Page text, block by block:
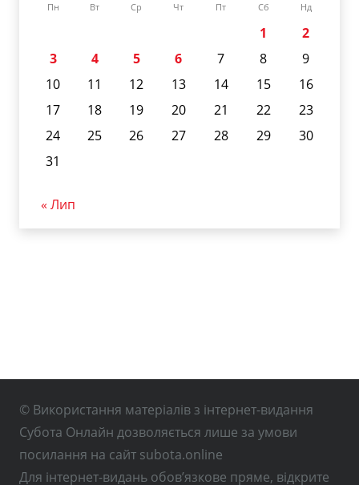
Пн Вт Ср Чт Пт Сб Нд
1
2
3
4 5 6 7 8
9
10
11 12 13 14 15
16
17
18 19 20 21 22
23
24
25 26 27 28 29
30
31
« Лип
© Використання матеріалів з інтернет-видання
Субота Онлайн дозволяється лише за умови
посилання на сайт subota.online
Для інтернет-видань обов’язкове пряме, відкрите